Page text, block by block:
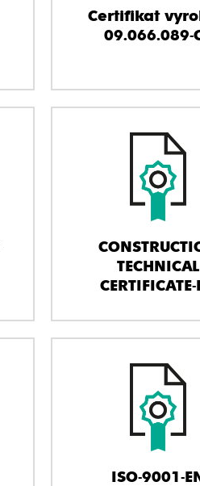
Certifikat
09.066.089-
TECHNICAL
CERTIFICATE-
ISO-9001-